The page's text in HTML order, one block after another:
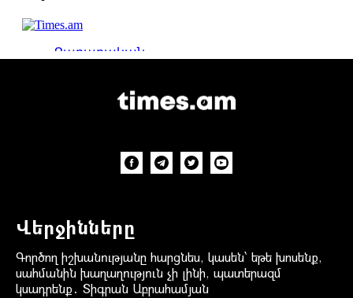
Վերջինները
Գործող իշխանությանը հարցնես, կասեն՝ եթե խոսենք,
սահմանին խաղաղություն չի լինի, պատերազմ
կսադրենք․ Տիգրան Աբրահամյան